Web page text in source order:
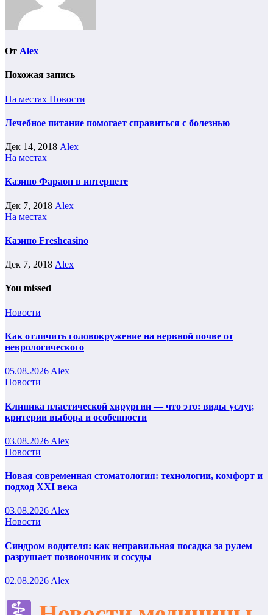
От Alex
Похожая запись
На местах Новости
Лечебное питание помогает справиться с болезнью
Дек 14, 2018 Alex
На местах
Казино Фараон в интернете
Дек 7, 2018 Alex
На местах
Казино Freshcasino
Дек 7, 2018 Alex
You missed
Новости
Как отличить головокружение на нервной почве от
неврологического
05.08.2026 Alex
Новости
Клиника пластической хирургии — что это: виды услуг,
критерии выбора и особенности
03.08.2026 Alex
Новости
Новая современная стоматология: технологии, комфорт и
подход XXI века
03.08.2026 Alex
Новости
Синдром водителя: как неправильная посадка за рулем
разрушает позвоночник и сосуды
02.08.2026 Alex